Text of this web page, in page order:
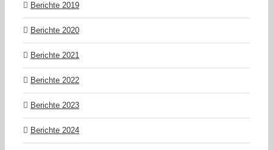
Berichte 2019
Berichte 2020
Berichte 2021
Berichte 2022
Berichte 2023
Berichte 2024